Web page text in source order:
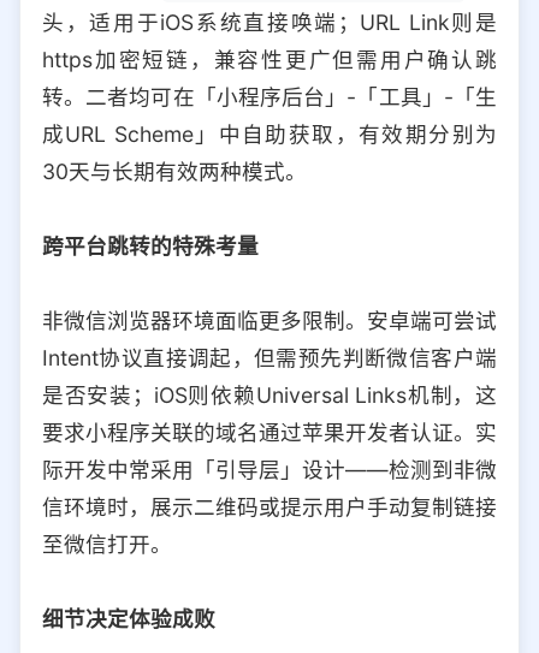
头，适用于iOS系统直接唤端；URL Link则是
https加密短链，兼容性更广但需用户确认跳
转。二者均可在「小程序后台」-「工具」-「生
成URL Scheme」中自助获取，有效期分别为
30天与长期有效两种模式。
跨平台跳转的特殊考量
非微信浏览器环境面临更多限制。安卓端可尝试
Intent协议直接调起，但需预先判断微信客户端
是否安装；iOS则依赖Universal Links机制，这
要求小程序关联的域名通过苹果开发者认证。实
际开发中常采用「引导层」设计——检测到非微
信环境时，展示二维码或提示用户手动复制链接
至微信打开。
细节决定体验成败